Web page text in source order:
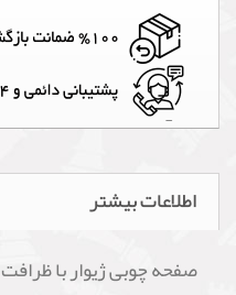
اطلاعات بیشتر